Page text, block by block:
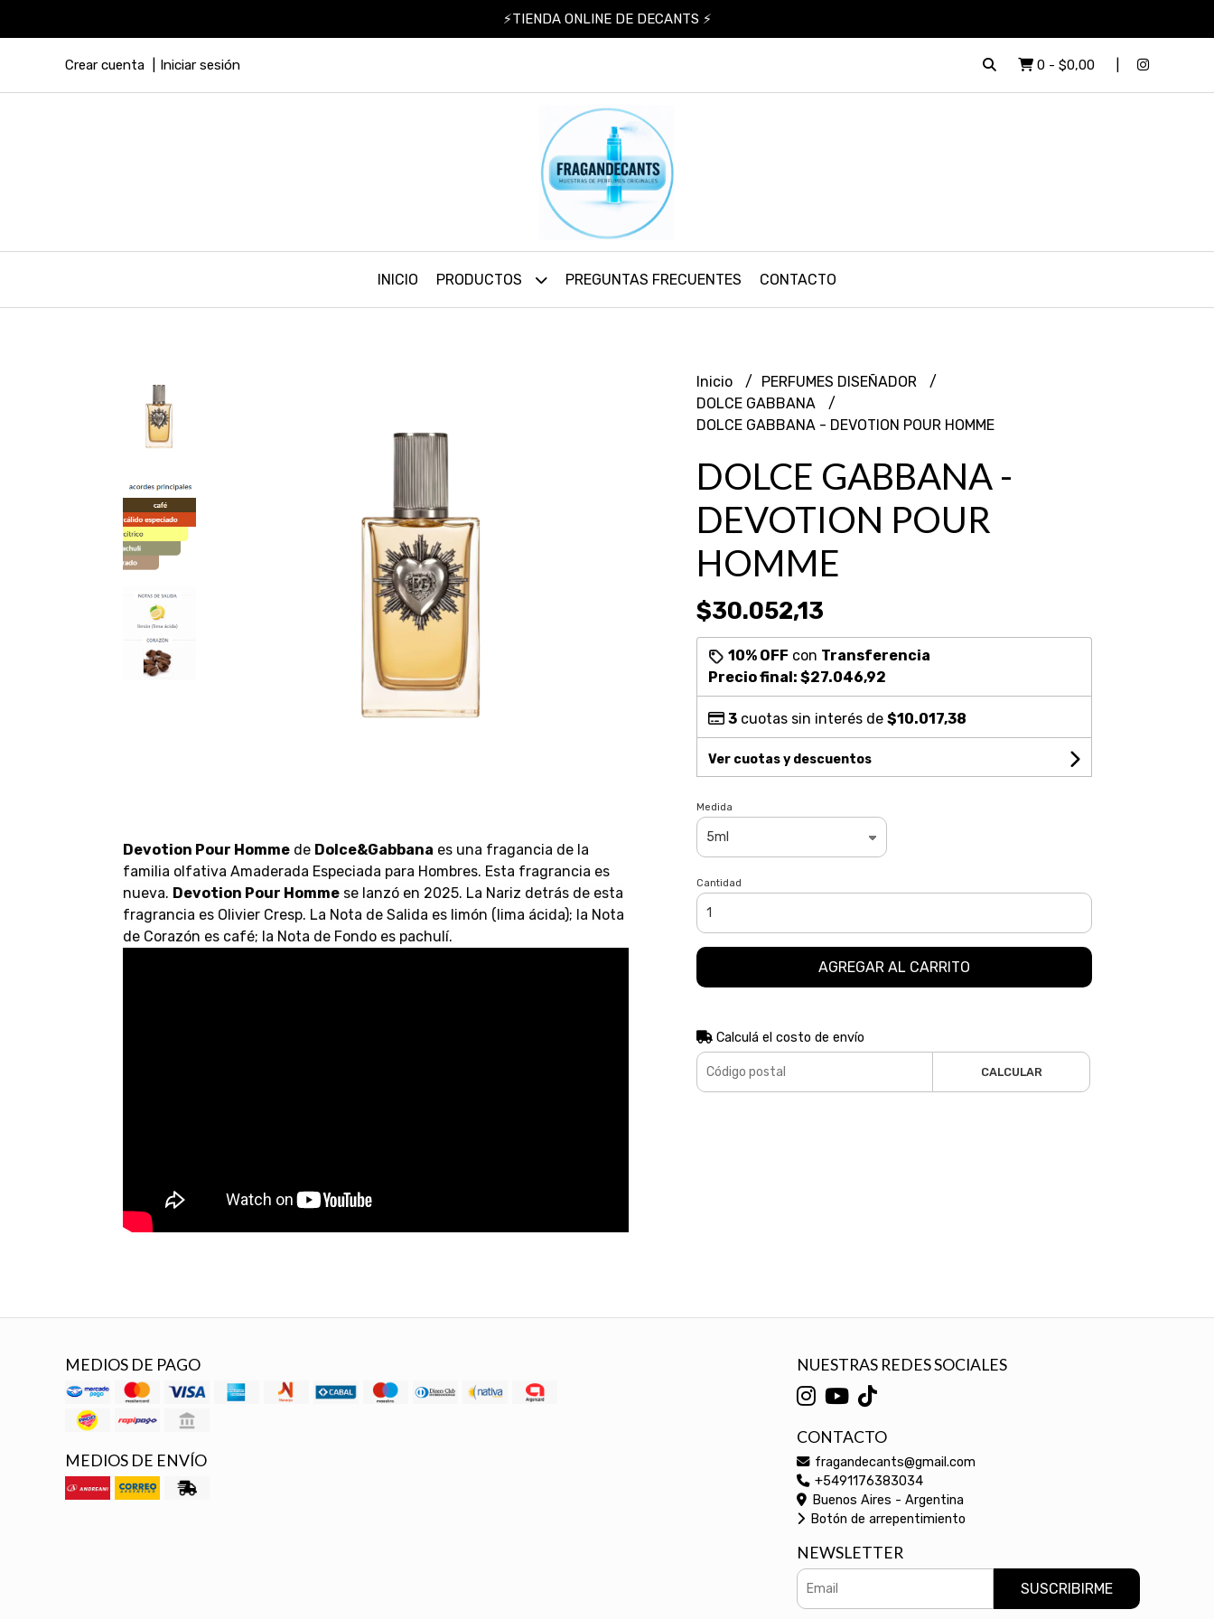
⚡TIENDA ONLINE DE DECANTS ⚡
Crear cuenta Iniciar sesión 0 - $0,00
INICIO PRODUCTOS PREGUNTAS FRECUENTES CONTACTO
Devotion Pour Hommede Dolce&Gabbana es una fragancia de la
familia olfativa Amaderada Especiada para Hombres. Esta fragrancia es
nueva. Devotion Pour Hommese lanzó en 2025. La Nariz detrás de esta
fragrancia es Olivier Cresp. La Nota de Salida es limón (lima ácida); la Nota
de Corazón es café; la Nota de Fondo es pachulí.
Inicio
PERFUMES DISEÑADOR
DOLCE GABBANA
DOLCE GABBANA - DEVOTION POUR HOMME
DOLCE GABBANA -
DEVOTION POUR
HOMME
$30.052,13
10% OFF con Transferencia
Precio final: $27.046,92
3cuotas sin interés de $10.017,38
Ver cuotas y descuentos
Medida
Cantidad
AGREGAR AL CARRITO
Calculá el costo de envío
CALCULAR
MEDIOS DE PAGO
MEDIOS DE ENVÍO
NUESTRAS REDES SOCIALES
CONTACTO
fragandecants@gmail.com
+5491176383034
Buenos Aires - Argentina
Botón de arrepentimiento
NEWSLETTER
SUSCRIBIRME